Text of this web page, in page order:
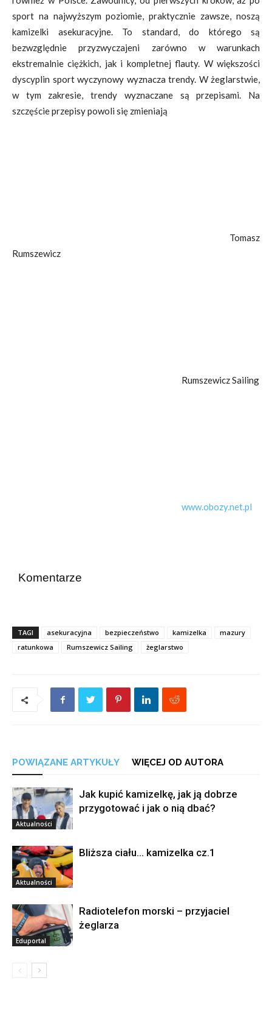
sport na najwyższym poziomie, praktycznie zawsze, noszą
kamizelki asekuracyjne. To standard, do którego są
bezwzględnie przyzwyczajeni zarówno w warunkach
ekstremalnie ciężkich, jak i kompletnej flauty. W większości
dyscyplin sport wyczynowy wyznacza trendy. W żeglarstwie,
w tym zakresie, trendy wyznaczane są przepisami. Na
szczęście przepisy powoli się zmieniają
Tomasz
Rumszewicz
Rumszewicz Sailing
www.obozy.net.pl
Komentarze
TAGI asekuracyjna bezpieczeństwo kamizelka
mazury
ratunkowa
Rumszewicz Sailing żeglarstwo
POWIĄZANE ARTYKUŁY WIĘCEJ OD AUTORA
Aktualności
Jak kupić kamizelkę, jak ją dobrze
przygotować i jak o nią dbać?
Aktualności
Bliższa ciału… kamizelka cz.1
Eduportal
Radiotelefon morski – przyjaciel
żeglarza